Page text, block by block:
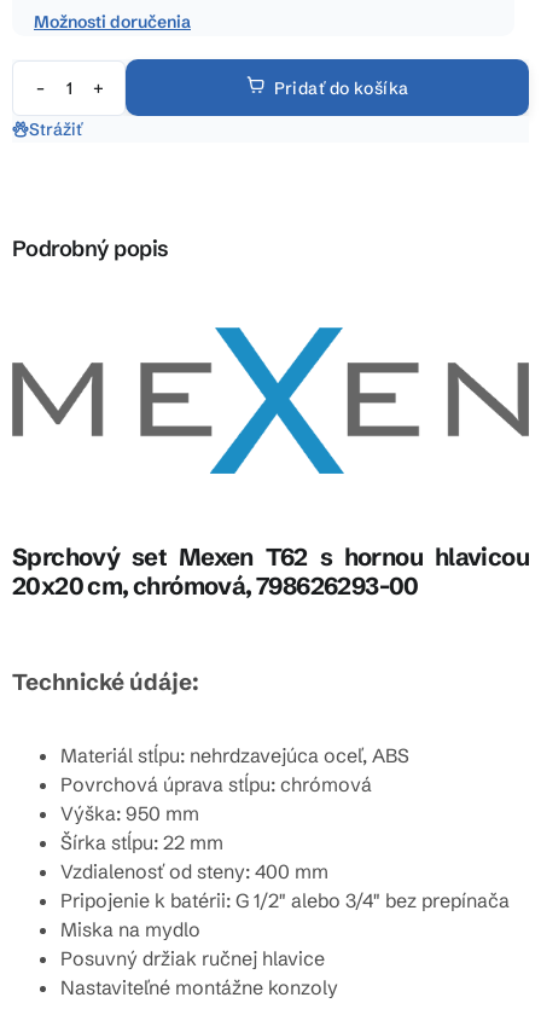
Možnosti doručenia
Pridať do košíka
Strážiť
Podrobný popis
Sprchový set Mexen T62 s hornou hlavicou
20x20 cm, chrómová, 798626293-00
Technické údáje:
Materiál stĺpu: nehrdzavejúca oceľ, ABS
Povrchová úprava stĺpu: chrómová
Výška: 950 mm
Šírka stĺpu: 22 mm
Vzdialenosť od steny: 400 mm
Pripojenie k batérii: G 1/2" alebo 3/4" bez prepínača
Miska na mydlo
Posuvný držiak ručnej hlavice
Nastaviteľné montážne konzoly